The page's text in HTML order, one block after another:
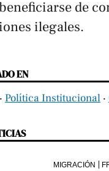
de
ilegales.
EN
‧ Política Institucional ‧
MIGRACIÓN